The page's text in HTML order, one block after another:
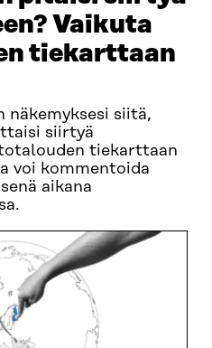
Vaikuta
tiekarttaan
näkemyksesi siitä,
siirtyä
tiekarttaan
voi kommentoida
aikana